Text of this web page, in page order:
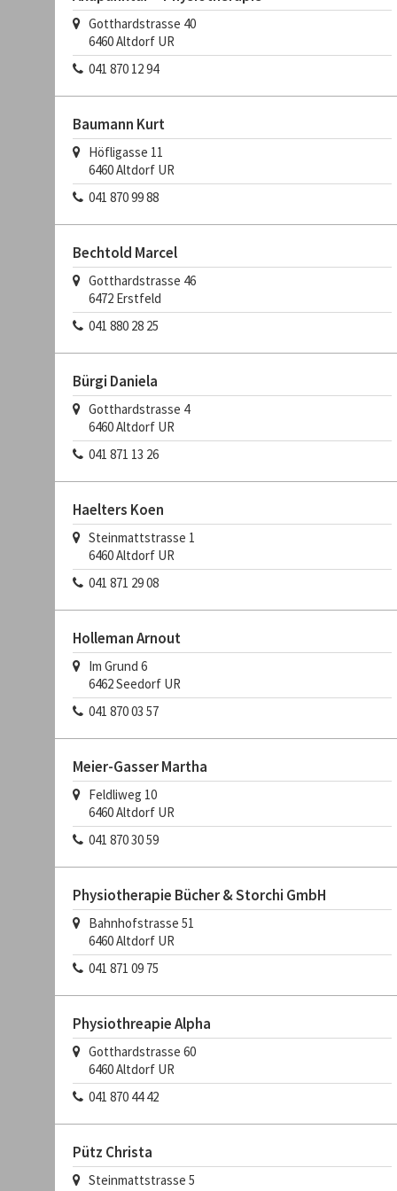
Gotthardstrasse 40
6460Altdorf UR
041 870 12 94
Baumann Kurt
Höfligasse 11
6460Altdorf UR
041 870 99 88
Bechtold Marcel
Gotthardstrasse 46
6472 Erstfeld
041 880 28 25
Bürgi Daniela
Gotthardstrasse 4
6460Altdorf UR
041 871 13 26
Haelters Koen
Steinmattstrasse 1
6460Altdorf UR
041 871 29 08
Holleman Arnout
Im Grund 6
6462Seedorf UR
041 870 03 57
Meier-Gasser Martha
Feldliweg 10
6460Altdorf UR
041 870 30 59
Physiotherapie Bücher & Storchi GmbH
Bahnhofstrasse 51
6460Altdorf UR
041 871 09 75
Physiothreapie Alpha
Gotthardstrasse 60
6460Altdorf UR
041 870 44 42
Pütz Christa
Steinmattstrasse 5